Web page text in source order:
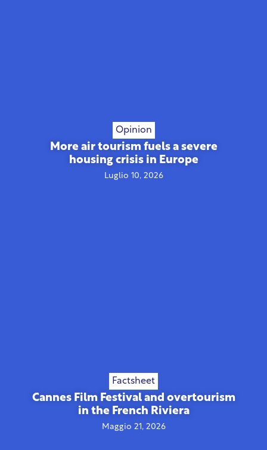
Opinion
More air tourism fuels a severe
housing crisis in Europe
Luglio 10, 2026
Factsheet
Cannes Film Festival and overtourism
in the French Riviera
Maggio 21, 2026